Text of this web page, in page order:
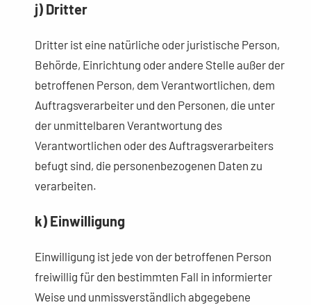
j) Dritter
Dritter ist eine natürliche oder juristische Person,
Behörde, Einrichtung oder andere Stelle außer der
betroffenen Person, dem Verantwortlichen, dem
Auftragsverarbeiter und den Personen, die unter
der unmittelbaren Verantwortung des
Verantwortlichen oder des Auftragsverarbeiters
befugt sind, die personenbezogenen Daten zu
verarbeiten.
k) Einwilligung
Einwilligung ist jede von der betroffenen Person
freiwillig für den bestimmten Fall in informierter
Weise und unmissverständlich abgegebene